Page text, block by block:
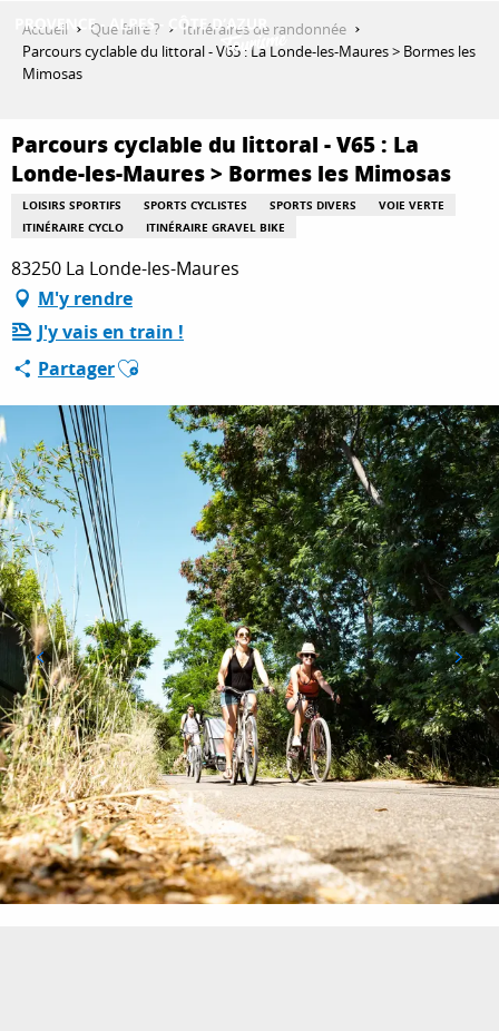
contenu
QUE FAIRE ?
SÉJOURNER
ESPACE PRO
Accueil Que faire ?
Itinéraires de randonnée
Parcours cyclable du littoral - V65 : La Londe-les-Maures > Bormes les
Mimosas
Parcours cyclable du littoral - V65 : La
Londe-les-Maures > Bormes les Mimosas
LOISIRS SPORTIFS SPORTS CYCLISTES SPORTS DIVERS
VOIE VERTE
ITINÉRAIRE CYCLO
ITINÉRAIRE GRAVEL BIKE
83250 La Londe-les-Maures
M'y rendre
J'y vais en train !
PartagerAjouter aux favoris